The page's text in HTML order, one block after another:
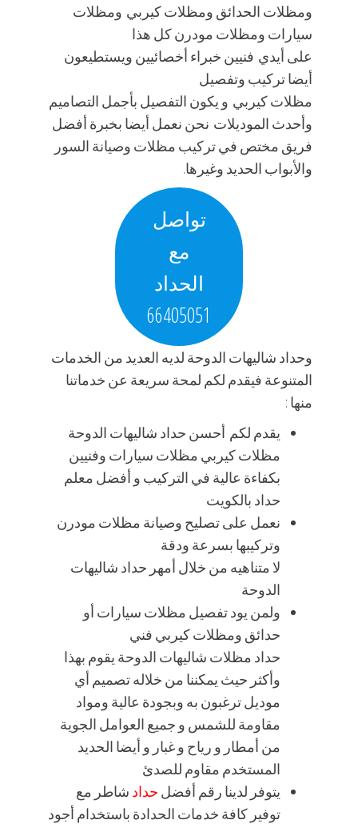
ومظلات الحدائق ومظلات كيربي ومظلات
سيارات ومظلات مودرن كل هذا
على أيدي فنيين خبراء أخصائيين ويستطيعون
أيضا تركيب وتفصيل
مظلات كيربي و يكون التفصيل بأجمل التصاميم
وأحدث الموديلات نحن نعمل أيضا بخبرة أفضل
فريق مختص في تركيب مظلات وصيانة السور
والأبواب الحديد وغيرها.
تواصل
مع
الحداد
66405051
وحداد شاليهات الدوحة لديه العديد من الخدمات
المتنوعة فيقدم لكم لمحة سريعة عن خدماتنا
منها :
يقدم لكم أحسن حداد شاليهات الدوحة
مظلات كيربي مظلات سيارات وفنيين
بكفاءة عالية في التركيب و أفضل معلم
حداد بالكويت
نعمل على تصليح وصيانة مظلات مودرن
وتركيبها بسرعة ودقة
لا متناهيه من خلال أمهر حداد شاليهات
الدوحة
ولمن يود تفصيل مظلات سيارات أو
حدائق ومظلات كيربي فني
حداد مظلات شاليهات الدوحة يقوم بهذا
وأكثر حيث يمكننا من خلاله تصميم أي
موديل ترغبون به وبجودة عالية ومواد
مقاومة للشمس و جميع العوامل الجوية
من أمطار و رياح و غبار و أيضا الحديد
المستخدم مقاوم للصدئ
يتوفر لدينا رقم أفضل حداد شاطر مع
توفير كافة خدمات الحدادة باستخدام أجود